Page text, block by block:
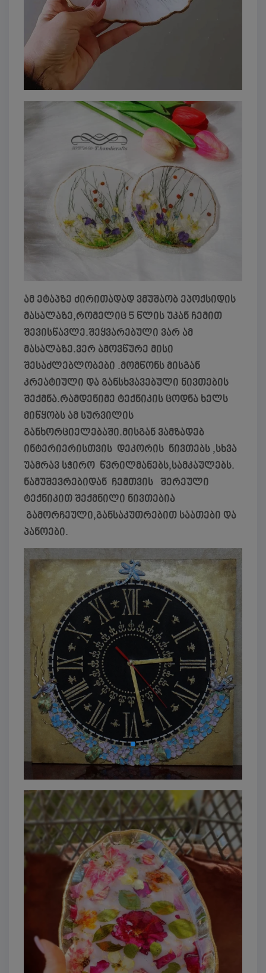
ამ ეტაპზე ძირითადად ვმუშაობ ეპოქსიდის
მასალაზე,რომელიც 5 წლის უკან ჩემით
შევისწავლე.შეყვარებული ვარ ამ
მასალაზე.ვერ ამოვწურე მისი
შესაძლებლობები .მომწონს მისგან
კრეატიული და განსხვავებული ნივთების
შექმნა.რამდენიმე ტექნიკის ცოდნა ხელს
მიწყობს ამ სურვილის
განხორციელებაში.მისგან ვამზადებ
ინტერიერისთვის დეკორის ნივთებს ,სხვა
უამრავ სჭირო წვრილმანებს,სამკაულებს.
ნამუშევრებიდან ჩემთვის შერეული
ტექნიკით შექმნილი ნივთებია
გამორჩეული,განსაკუთრებით საათები და
პანოები.